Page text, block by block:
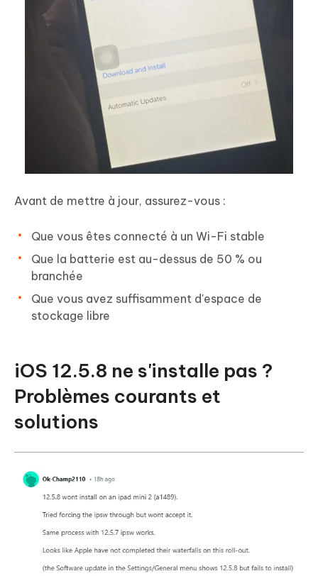
Avant de mettre à jour, assurez-vous :
Que vous êtes connecté à un Wi-Fi stable
Que la batterie est au-dessus de 50 % ou
branchée
Que vous avez suffisamment d'espace de
stockage libre
iOS 12.5.8 ne s'installe pas ?
Problèmes courants et
solutions